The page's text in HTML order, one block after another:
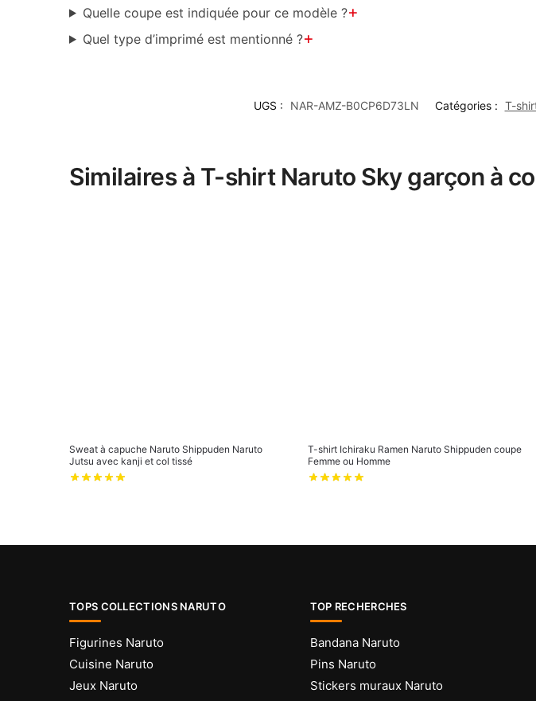
Quelle coupe est indiquée pour ce modèle ?+
Quel type d’imprimé est mentionné ?+
UGS : NAR-AMZ-B0CP6D73LN Catégories : T-
Similaires à T-shirt Naruto Sky garçon à
Sweat à capuche Naruto Shippuden Naruto
Jutsu avec kanji et col tissé
T-shirt Ichiraku Ramen Naruto Shippuden coupe
Femme ou Homme
TOPS COLLECTIONS NARUTO
Figurines Naruto
Cuisine Naruto
Jeux Naruto
TOP RECHERCHES
Bandana Naruto
Pins Naruto
Stickers muraux Naruto